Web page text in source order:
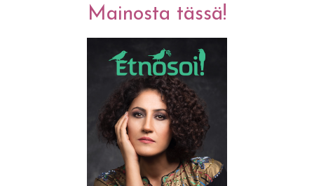
Mainosta tässä!